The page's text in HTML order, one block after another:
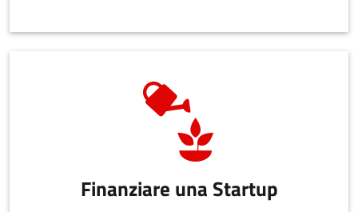
Finanziare una Startup